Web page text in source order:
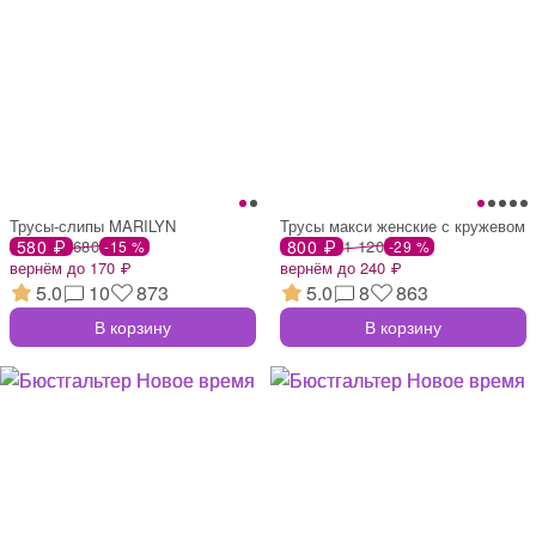
Трусы-слипы MARILYN
580 ₽ 680 -15 %
вернём до 170 ₽
5.0 10 873
В корзину
Трусы макси женские с кружевом
800 ₽ 1 120 -29 %
вернём до 240 ₽
5.0 8 863
В корзину